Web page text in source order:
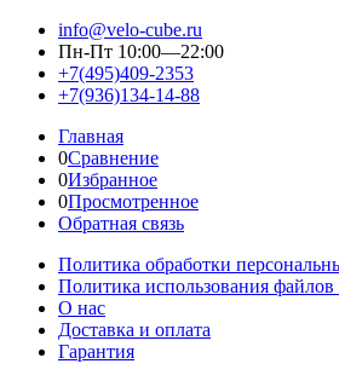
info@velo-cube.ru
Пн-Пт 10:00—22:00
+7(495)409-2353
+7(936)134-14-88
Главная
0Сравнение
0Избранное
0Просмотренное
Обратная связь
Политика обработки
Политика использования файлов
О нас
Доставка и оплата
Гарантия